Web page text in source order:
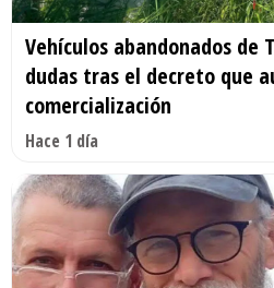
Vehículos abandonados de
dudas tras el decreto que
comercialización
Hace 1 día